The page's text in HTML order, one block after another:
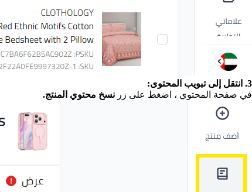
3. انتقل إلى تبويب المحتوى:
في صفحة المحتوي ، اضغط على زر نسخ محتوي المنتج.